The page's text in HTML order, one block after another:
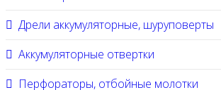
Дрели аккумуляторные, шуруповерты
Аккумуляторные отвертки
Перфораторы, отбойные молотки